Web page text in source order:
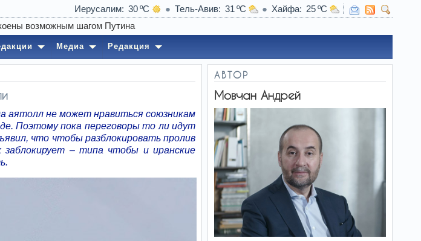
Иерусалим 30 Тель-Авив 31 Хайфа
25
возможным шагом Путина
Медиа Редакция
аятолл не может нравиться союзникам
Поэтому пока переговоры то ли идут
что чтобы разблокировать пролив
– типа чтобы и иранские
АВТОР
Мовчан Андрей